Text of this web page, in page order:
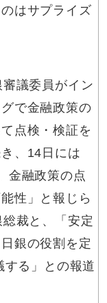
はサプライズ
議委員がイン
で金融政策の
点検・検証を
、14日には
金融政策の点
性」と報じら
裁と、「安定
銀の役割を定
る」との報道